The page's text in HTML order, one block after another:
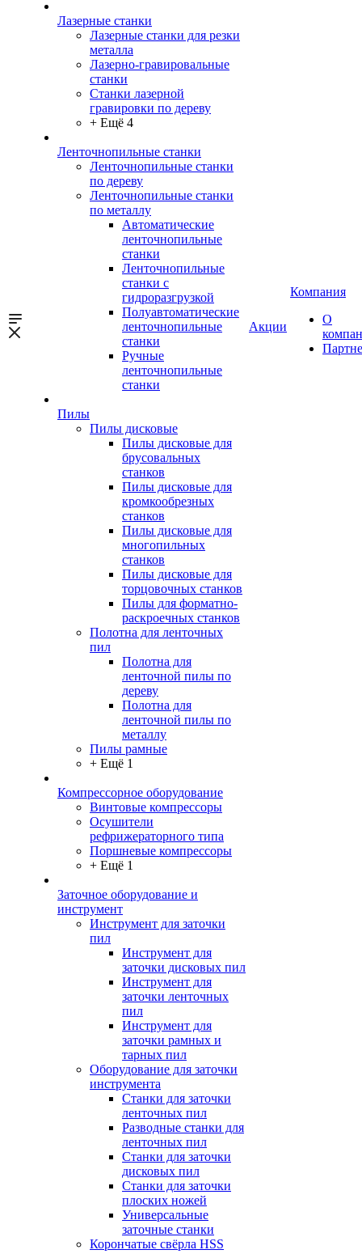
Лазерные станки
Лазерные станки для резки
металла
Лазерно-гравировальные
станки
Станки лазерной
гравировки по дереву
+ Ещё 4
Ленточнопильные станки
Ленточнопильные станки
по дереву
Ленточнопильные станки
по металлу
Автоматические
ленточнопильные
станки
Ленточнопильные
станки с
гидроразгрузкой
Полуавтоматические
ленточнопильные
станки
Ручные
ленточнопильные
станки
Пилы
Пилы дисковые
Пилы дисковые для
брусовальных
станков
Пилы дисковые для
кромкообрезных
станков
Пилы дисковые для
многопильных
станков
Пилы дисковые для
торцовочных станков
Пилы для форматно-
раскроечных станков
Полотна для ленточных
пил
Полотна для
ленточной пилы по
дереву
Полотна для
ленточной пилы по
металлу
Пилы рамные
+ Ещё 1
Компрессорное оборудование
Винтовые компрессоры
Осушители
рефрижераторного типа
Поршневые компрессоры
+ Ещё 1
Заточное оборудование и
инструмент
Инструмент для заточки
пил
Инструмент для
заточки дисковых пил
Инструмент для
заточки ленточных
пил
Инструмент для
заточки рамных и
тарных пил
Оборудование для заточки
инструмента
Станки для заточки
ленточных пил
Разводные станки для
ленточных пил
Станки для заточки
дисковых пил
Станки для заточки
плоских ножей
Универсальные
заточные станки
Корончатые свёрла HSS
Акции
Компания
О